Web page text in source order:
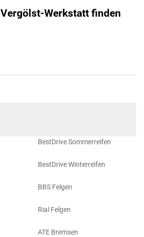
Vergölst-Werkstatt finden
BestDrive Sommerreifen
BestDrive Winterreifen
BBS Felgen
Rial Felgen
ATE Bremsen